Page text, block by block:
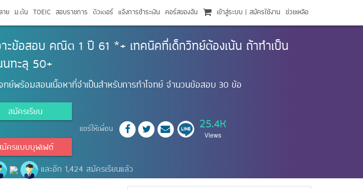
เข้าสู่ระบบ | สมัครใช้งาน ช่วยเหลือ
าย ม.ต้น TOEIC สอบราชการ ติวเตอร์ แจ้งการชำระเงิน คอร์สของฉัน
าะข้อสอบ คณิต 1 ปี 61 *+ เทคนิคที่เด็กวิทย์ต้องเน้น ถ้าทำเป็น
นทะลุ 50+
ทย์พร้อมสอนเนื้อหาที่จำเป็นสำหรับการทำโจทย์ จำนวนข้อสอบ 30 ข้อ
สมัครเรียน
ครแบบบุฟเฟต์
แชร์ให้เพื่อน 25.4K
Views
และอีก 1,424 สมัครเรียนแล้ว